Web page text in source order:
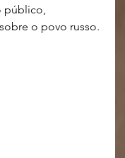
público,
o povo russo.